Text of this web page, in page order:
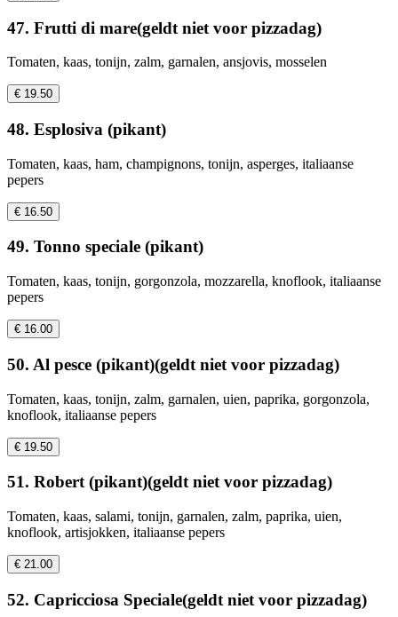
47. Frutti di mare(geldt niet voor pizzadag)
Tomaten, kaas, tonijn, zalm, garnalen, ansjovis, mosselen
€ 19.50
48. Esplosiva (pikant)
Tomaten, kaas, ham, champignons, tonijn, asperges, italiaanse
pepers
€ 16.50
49. Tonno speciale (pikant)
Tomaten, kaas, tonijn, gorgonzola, mozzarella, knoflook, italiaanse
pepers
€ 16.00
50. Al pesce (pikant)(geldt niet voor pizzadag)
Tomaten, kaas, tonijn, zalm, garnalen, uien, paprika, gorgonzola,
knoflook, italiaanse pepers
€ 19.50
51. Robert (pikant)(geldt niet voor pizzadag)
Tomaten, kaas, salami, tonijn, garnalen, zalm, paprika, uien,
knoflook, artisjokken, italiaanse pepers
€ 21.00
52. Capricciosa Speciale(geldt niet voor pizzadag)